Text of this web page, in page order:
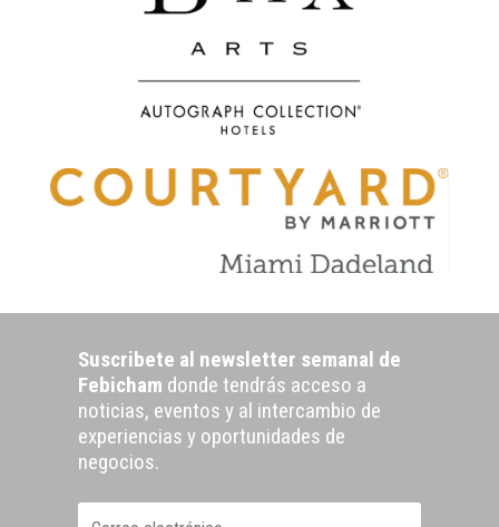
Suscribete al newsletter semanal de
Febicham donde tendrás acceso a
noticias, eventos y al intercambio de
experiencias y oportunidades de
negocios.